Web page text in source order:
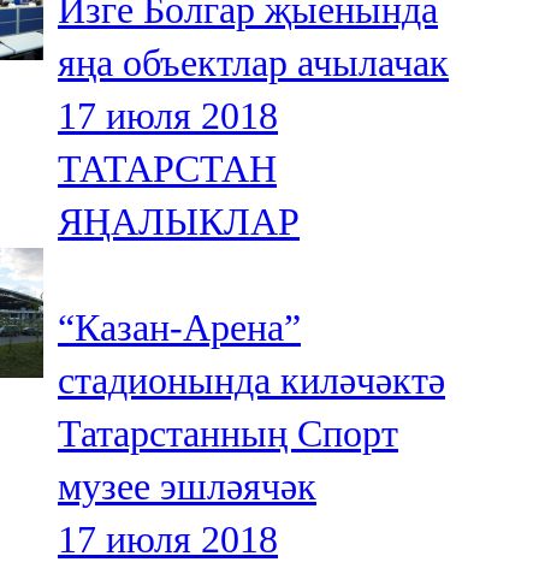
Изге Болгар җыенында
яңа объектлар ачылачак
17 июля 2018
ТАТАРСТАН
ЯҢАЛЫКЛАР
“Казан-Арена”
стадионында киләчәктә
Татарстанның Спорт
музее эшләячәк
17 июля 2018